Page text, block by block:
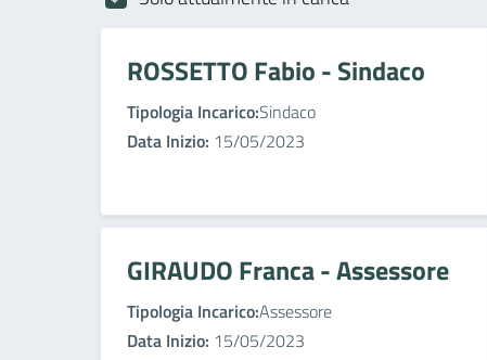
ROSSETTO Fabio - Sindaco
Tipologia Incarico:Sindaco
Data Inizio: 15/05/2023
GIRAUDO Franca - Assessore
Tipologia Incarico:Assessore
Data Inizio: 15/05/2023